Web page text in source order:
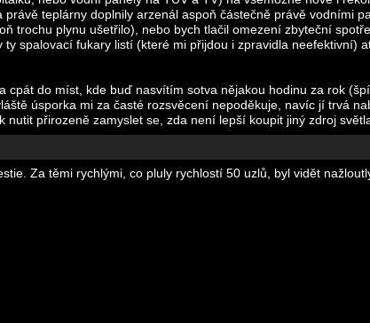
teplárny doplnily arzenál aspoň částečně právě vodními
trochu plynu ušetřilo), nebo bych tlačil omezení zbyteční
spalovací fukary listí (které mi přijdou i zpravidla neefektivní)
do míst, kde buď nasvítím sotva nějakou hodinu za rok
úsporka mi za časté rozsvěcení nepoděkuje, navíc jí trvá
přirozeně zamyslet se, zda není lepší koupit jiný zdroj
Za těmi rychlými, co pluly rychlostí 50 uzlů, byl vidět